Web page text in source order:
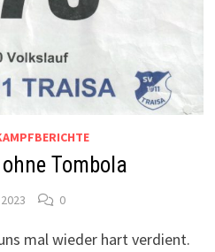
Tombola
0
mal wieder hart verdient.